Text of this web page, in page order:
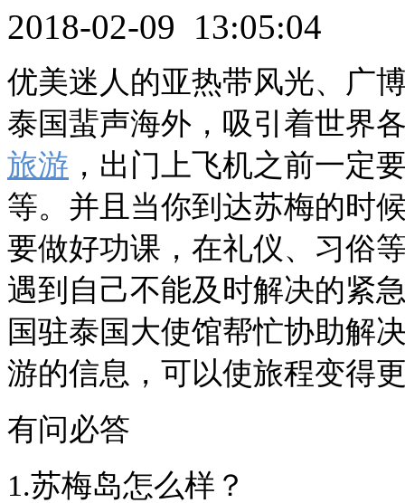
2018-02-09 13:05:04
优美迷人的亚热带风光、广
泰国蜚声海外，吸引着世界
旅游 ，出门上飞机之前一定
等。并且当你到达苏梅的时
要做好功课，在礼仪、习俗
遇到自己不能及时解决的紧
国驻泰国大使馆帮忙协助解
游的信息，可以使旅程变得
有问必答
1.苏梅岛怎么样？